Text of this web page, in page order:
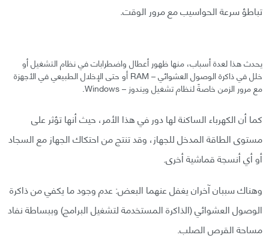
تباطؤ سرعة الحواسيب مع مرور الوقت.
يحدث هذا لعدة أسباب، منها ظهور أعطال واضطرابات في نظام التشغيل أو
خلل في ذاكرة الوصول العشوائي – RAM أو حتى الإخلال الطبيعي في الأجهزة
مع مرور الزمن خاصةً لنظام تشغيل ويندوز – Windows.
كما أن الكهرباء الساكنة لها دور في هذا الأمر، حيث أنها تؤثر على
مستوى الطاقة المدخل للجهاز، وقد تنتج من احتكاك الجهاز مع السجاد
أو أي أنسجة قماشية أخرى.
وهناك سببان آخران يغفل عنهما البعض: عدم وجود ما يكفي من ذاكرة
الوصول العشوائي (الذاكرة المستخدمة لتشغيل البرامج) وببساطة نفاد
مساحة القرص الصلب.